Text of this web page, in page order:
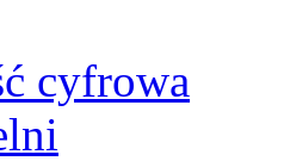
cyfrowa